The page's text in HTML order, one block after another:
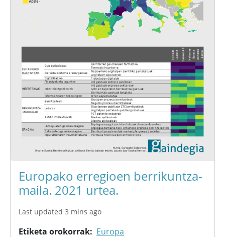
Europako erregioen berrikuntza-
maila. 2021 urtea.
Last updated 3 mins ago
Etiketa orokorrak Europa